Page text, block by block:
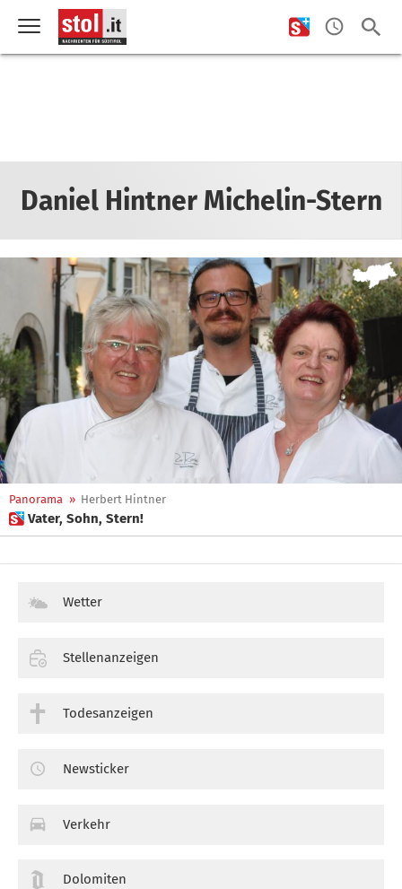
Daniel Hintner Michelin-Stern
Panorama » Herbert Hintner
 Vater, Sohn, Stern!
Wetter
Stellenanzeigen
Todesanzeigen
Newsticker
Verkehr
Dolomiten